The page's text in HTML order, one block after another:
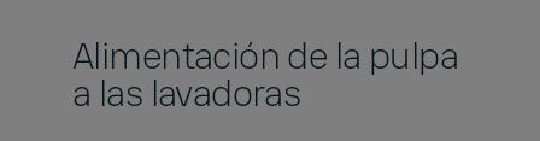
Alimentación de la pulpa
a las lavadoras